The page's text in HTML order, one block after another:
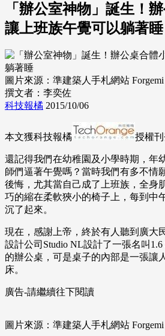
「辦公室神物」誕生！
讓上班族午覺可以躺著睡
圖片來源：準建築人手札網站 Forgemi
撰文者：李奕佐
科技報橘 2015/10/06
本文獲科技報橘 授權刊
還記得我們在幼稚園及小學時期，年
師們逼著午覺嗎？當時我們有多不情
後悔，尤其當自己成了上班族，全身
巧的縮在柔軟狹小的椅子上，每到中
沉了起來。
現在，感謝上帝，終於有人聽到廣大
設計公司Studio NL設計了一張名叫
的辦公桌，可是桌子的內部是一張讓
床。
廣告-請繼續往下閱讀
圖片來源：準建築人手札網站 Forgemi